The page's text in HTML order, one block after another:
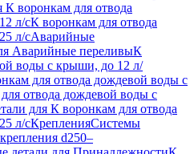
К воронкам для отвода
л/сК воронкам для отвода
л/сАварийные
Аварийные переливыК
воды с крыши, до 12 л/
для отвода дождевой воды с
отвода дождевой воды с
для К воронкам для отвода
л/сКрепленияСистемы
d250–